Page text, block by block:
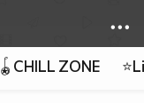
🪀CHILL ZONE